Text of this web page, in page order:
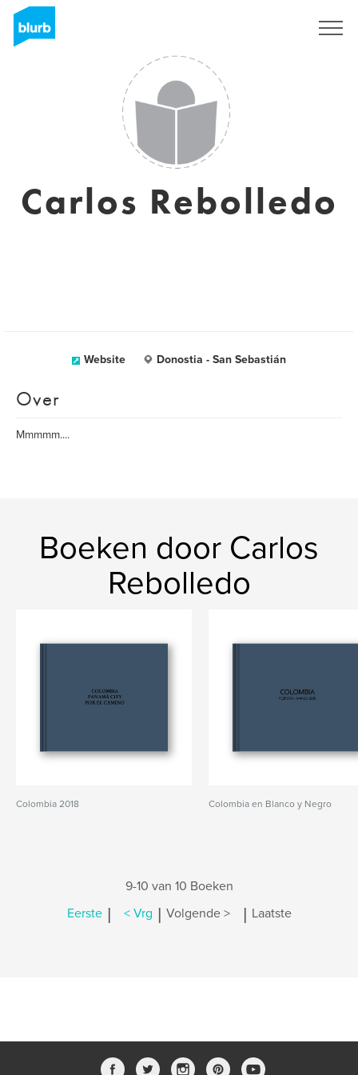
Carlos Rebolledo
Website Donostia - San Sebastián
Over
Mmmmm....
Boeken door Carlos
Rebolledo
Colombia 2018 Colombia en Blanco y Negro
9-10 van 10 Boeken
Eerste | < Vrg | Volgende > | Laatste